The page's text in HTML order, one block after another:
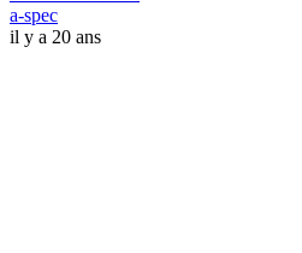
a-spec
il y a 20 ans